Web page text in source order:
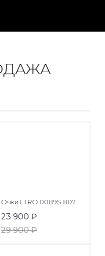
Очки ETRO 0089S 807
23 900 ₽
29 900₽